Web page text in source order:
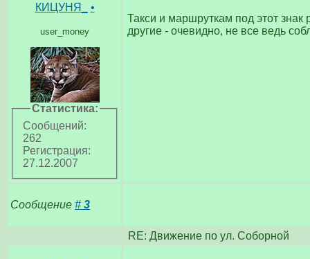
КИЦУНЯ_ •
user_money
Статистика:
Сообщений:
262
Регистрация:
27.12.2007
Такси и маршруткам под этот
другие - очевидно, не все ведь
Сообщение # 3
RE: Движение по ул. Соборнoй